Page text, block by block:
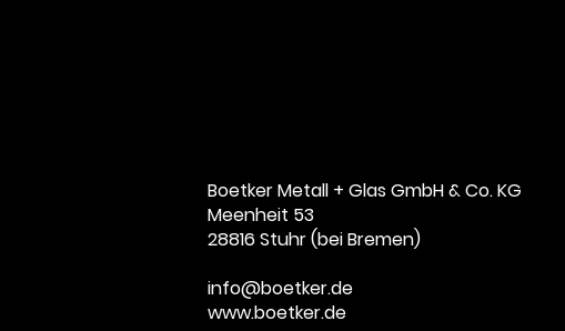
Boetker Metall + Glas GmbH & Co. KG
Meenheit 53
28816 Stuhr (bei Bremen)
info@boetker.de
www.boetker.de